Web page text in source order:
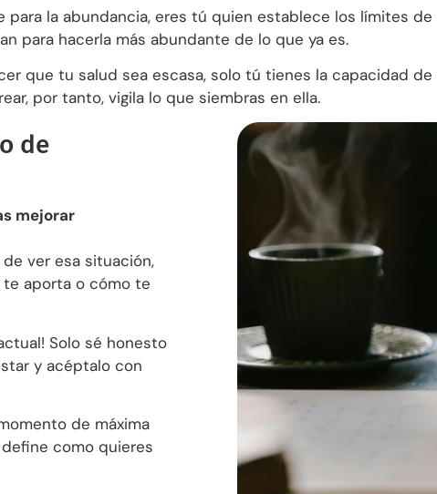
para la abundancia, eres tú quien establece los límites
para hacerla más abundante de lo que ya es.
que tu salud sea escasa, solo tú tienes la capacidad
por tanto, vigila lo que siembras en ella.
de
mejorar
ver esa situación,
aporta o cómo te
Solo sé honesto
y acéptalo con
de máxima
como quieres